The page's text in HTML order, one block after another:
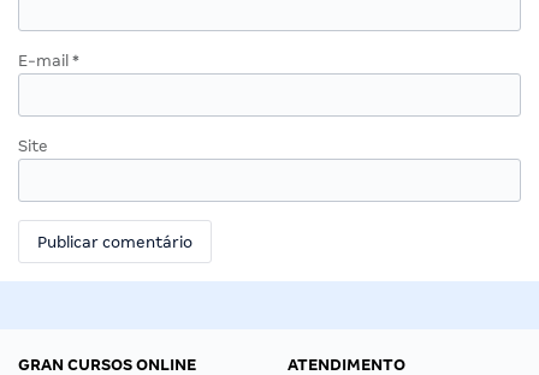
E-mail *
Site
GRAN CURSOS ONLINE
ATENDIMENTO